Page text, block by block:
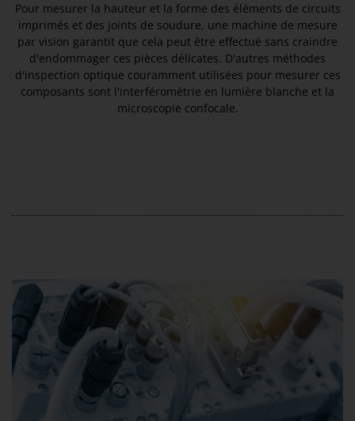
Pour mesurer la hauteur et la forme des éléments de circuits
imprimés et des joints de soudure, une machine de mesure
par vision garantit que cela peut être effectué sans craindre
d'endommager ces pièces délicates. D'autres méthodes
d'inspection optique couramment utilisées pour mesurer ces
composants sont l'interférométrie en lumière blanche et la
microscopie confocale.